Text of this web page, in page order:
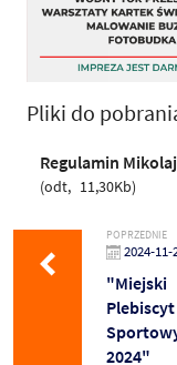
Pliki do
Regulamin
odt 11,30Kb
POPRZEDNIE
2024-11-
"Miejski
Plebiscyt
2024"